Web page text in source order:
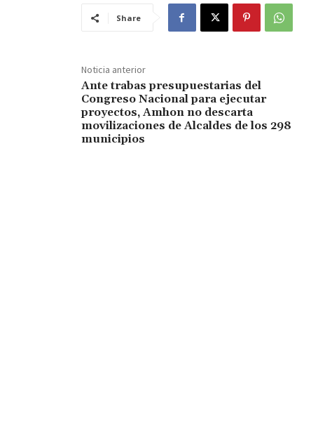
Share
Noticia anterior
Ante trabas presupuestarias del
Congreso Nacional para ejecutar
proyectos, Amhon no descarta
movilizaciones de Alcaldes de los 298
municipios